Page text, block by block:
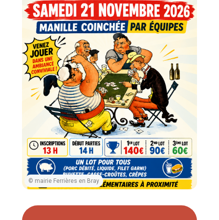
© mairie Ferrières en Bray